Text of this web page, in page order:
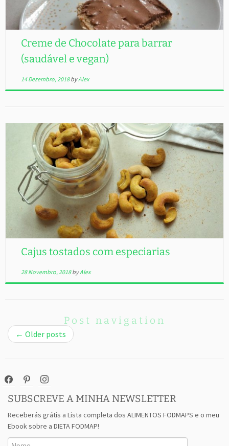
Creme de Chocolate para barrar
(saudável e vegan)
14 Dezembro, 2018 byAlex
Cajus tostados com especiarias
28 Novembro, 2018 byAlex
Post navigation
← Older posts
facebookpinterestinstagram
SUBSCREVE A MINHA NEWSLETTER
Receberás grátis a Lista completa dos ALIMENTOS FODMAPS e o meu
Ebook sobre a DIETA FODMAP!